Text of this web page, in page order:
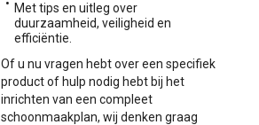
Met tips en uitleg over
duurzaamheid, veiligheid en
efficiëntie.
Of u nu vragen hebt over een specifiek
product of hulp nodig hebt bij het
inrichten van een compleet
schoonmaakplan, wij denken graag